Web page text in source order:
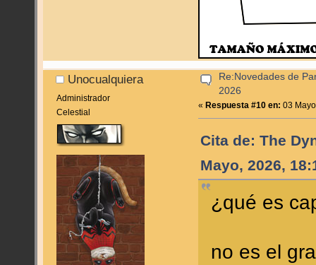
Unocualquiera
Administrador
Celestial
Re:Novedades de
2026
«Respuesta #10 en: 03
Cita de: The
Mayo, 2026,
¿qué es
no es el